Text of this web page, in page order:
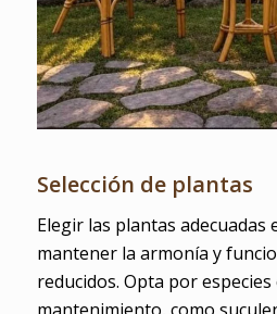
Selección de plantas
Elegir las plantas adecuadas
mantener la armonía y
reducidos. Opta por